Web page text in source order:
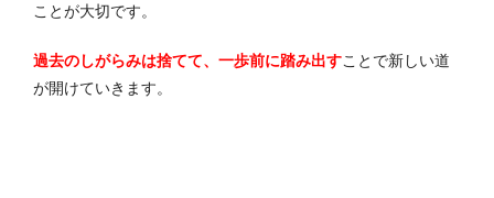
ことが大切です。
過去のしがらみは捨てて、一歩前に踏み出すことで新しい道
が開けていきます。